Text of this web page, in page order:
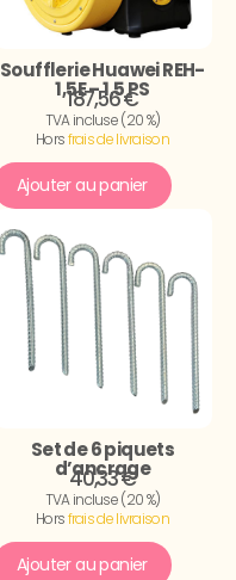
Soufflerie Huawei REH-
1,5E – 1,5 PS
187,56 €
TVA incluse (20 %)
Horsfrais de livraison
Ajouter au panier
Set de 6 piquets
d’ancrage
40,33 €
TVA incluse (20 %)
Horsfrais de livraison
Ajouter au panier